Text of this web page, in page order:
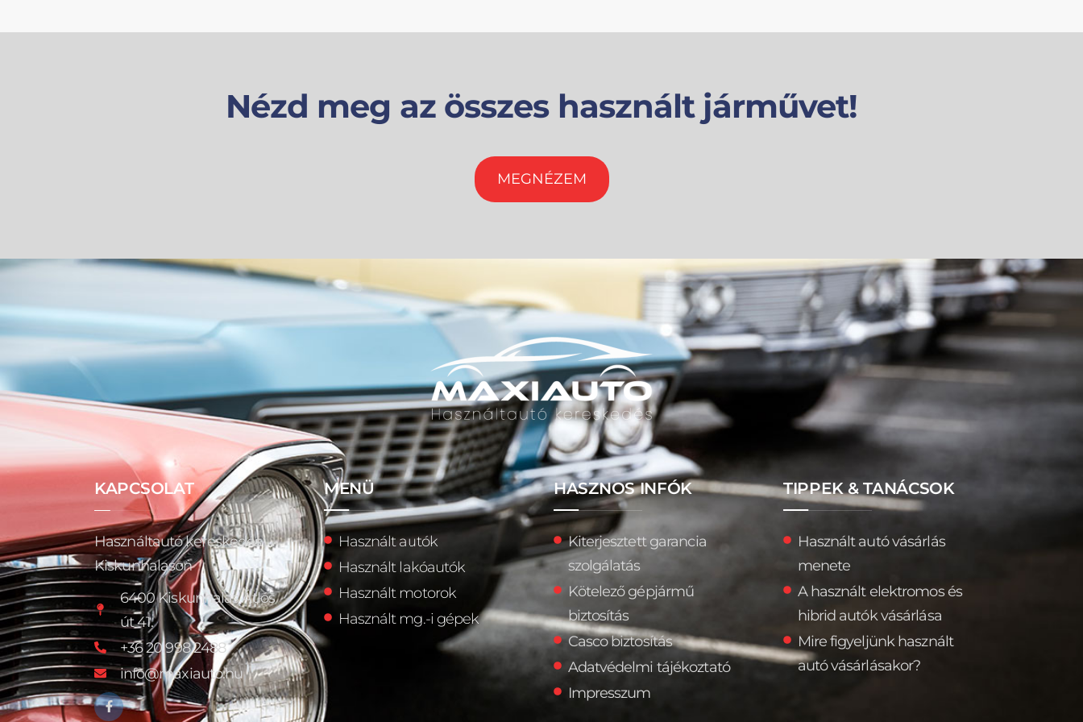
Nézd meg az összes használt járművet!
MEGNÉZEM
KAPCSOLAT
Használtautó kereskedés
Kiskunhalason
6400 Kiskunhalas Átlós
út 41.
+36 20 998 2488
info@maxiauto.hu
MENÜ
Használt autók
Használt lakóautók
Használt motorok
Használt mg.-i gépek
HASZNOS INFÓK
Kiterjesztett garancia
szolgálatás
Kötelező gépjármű
biztosítás
Casco biztosítás
Adatvédelmi tájékoztató
Impresszum
TIPPEK & TANÁCSOK
Használt autó vásárlás
menete
A használt elektromos és
hibrid autók vásárlása
Mire figyeljünk használt
autó vásárlásakor?